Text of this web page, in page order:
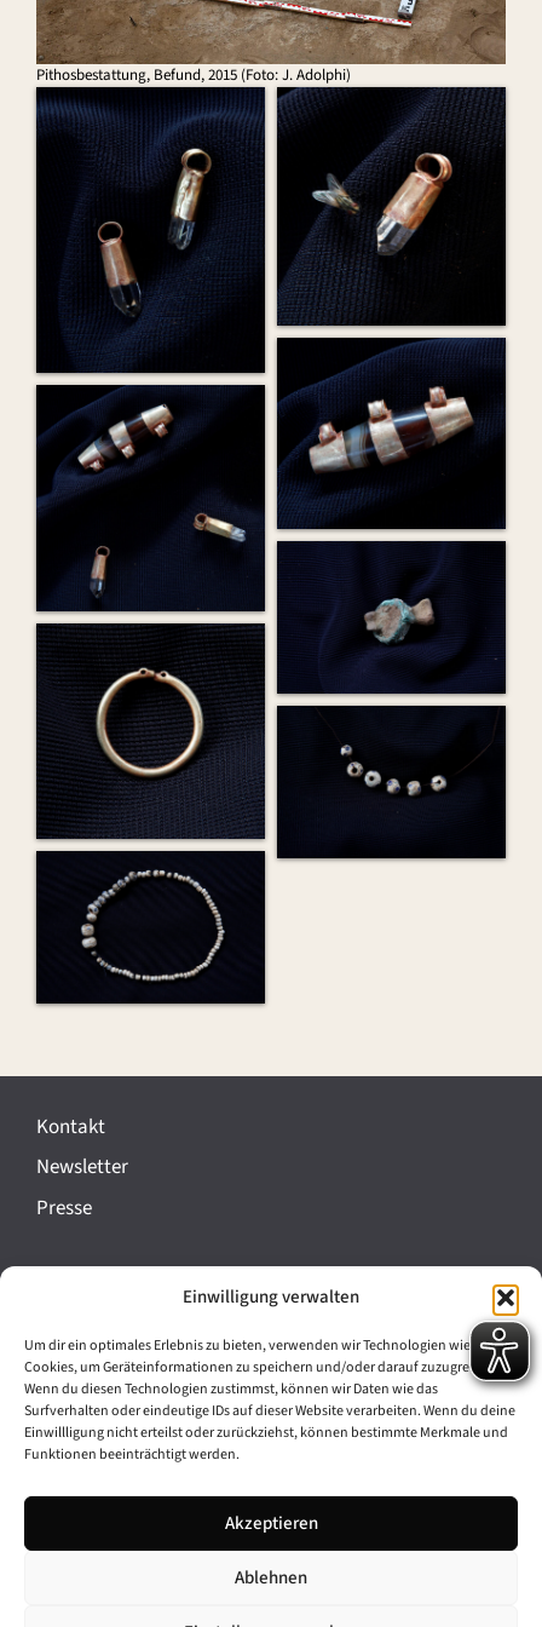
Einwilligung verwalten
Um dir ein optimales Erlebnis zu bieten, verwenden wir Technologien wie
Cookies, um Geräteinformationen zu speichern und/oder darauf zuzugreifen.
Wenn du diesen Technologien zustimmst, können wir Daten wie das
Surfverhalten oder eindeutige IDs auf dieser Website verarbeiten. Wenn du deine
Einwillligung nicht erteilst oder zurückziehst, können bestimmte Merkmale und
Funktionen beeinträchtigt werden.
Akzeptieren
Ablehnen
Pithosbestattung, Befund, 2015 (Foto: J. Adolphi)
Kontakt
Newsletter
Presse
Cookie-Richtlinie (EU)
Barrierefreiheit